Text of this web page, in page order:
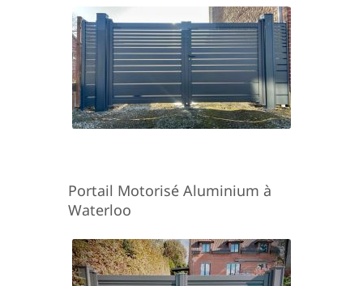
Portail Motorisé Aluminium à
Waterloo